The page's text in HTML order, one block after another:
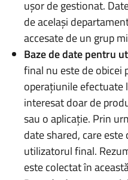
ușor de gestionat.
de același
accesate de un grup
Baze de date pentru
final nu este de obicei
operațiunile efectuate
interesat doar de
sau o aplicație. Prin
date shared, care
utilizatorul final.
este colectat în